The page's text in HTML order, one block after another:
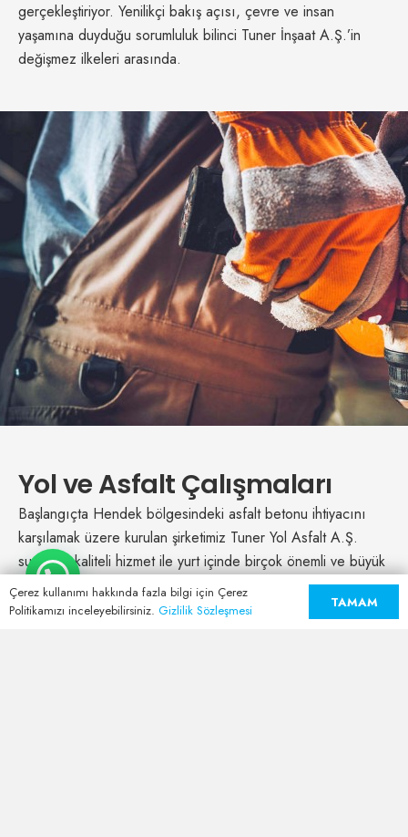
gerçekleştiriyor. Yenilikçi bakış açısı, çevre ve insan
yaşamına duyduğu sorumluluk bilinci Tuner İnşaat A.Ş.’in
değişmez ilkeleri arasında.
Yol ve Asfalt Çalışmaları
Başlangıçta Hendek bölgesindeki asfalt betonu ihtiyacını
karşılamak üzere kurulan şirketimiz Tuner Yol Asfalt A.Ş.
sunduğu kaliteli hizmet ile yurt içinde birçok önemli ve büyük
projeye imza atmıştır.
Çerez kullanımı hakkında fazla bilgi için Çerez
Politikamızı inceleyebilirsiniz. Gizlilik Sözleşmesi TAMAM